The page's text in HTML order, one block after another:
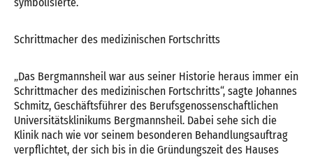
Schrittmacher des medizinischen Fortschritts
„Das Bergmannsheil war aus seiner Historie heraus immer ein
Schrittmacher des medizinischen Fortschritts“, sagte Johannes
Schmitz, Geschäftsführer des Berufsgenossenschaftlichen
Universitätsklinikums Bergmannsheil. Dabei sehe sich die
Klinik nach wie vor seinem besonderen Behandlungsauftrag
verpflichtet, der sich bis in die Gründungszeit des Hauses